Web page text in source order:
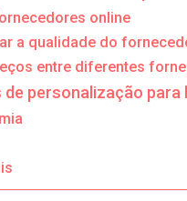
online
a qualidade do
entre diferentes
personalização para